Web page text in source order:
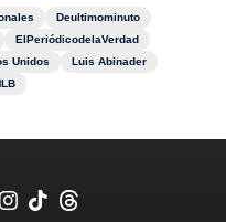
Deultimominuto
ElPeriódicodelaVerdad
Unidos
Luis Abinader